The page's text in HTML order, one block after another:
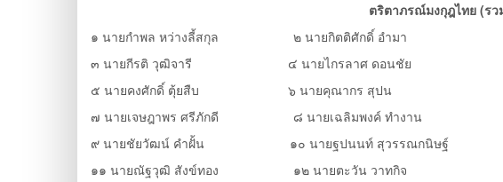
ตริตาภรณ์มงกุฎไทย (ร
๑ นายกำพล หว่างลี้สกุล ๒ นายกิตติศักดิ์ อำมา
๓ นายกีรติ วุฒิจารี ๔ นายไกรลาศ ดอนชัย
๕ นายคงศักดิ์ ตุ้ยสืบ ๖ นายคุณากร สุปน
๗ นายเจษฎาพร ศรีภักดี ๘ นายเฉลิมพงค์ ทำงาน
๙ นายชัยวัฒน์ คำฝั้น ๑๐ นายฐปนนท์ สุวรรณกนิษฐ์
๑๑ นายณัฐวุฒิ สังข์ทอง ๑๒ นายตะวัน วาทกิจ